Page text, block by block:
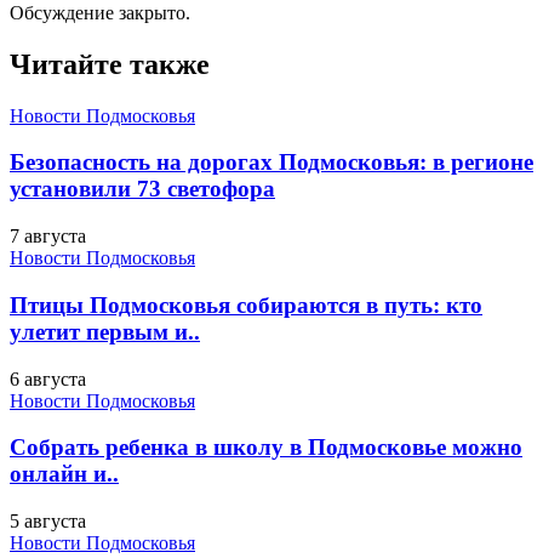
Обсуждение закрыто.
Читайте также
Новости Подмосковья
Безопасность на дорогах Подмосковья: в регионе
установили 73 светофора
7 августа
Новости Подмосковья
Птицы Подмосковья собираются в путь: кто
улетит первым и..
6 августа
Новости Подмосковья
Собрать ребенка в школу в Подмосковье можно
онлайн и..
5 августа
Новости Подмосковья